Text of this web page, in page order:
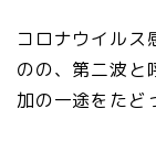
コロナウイルス
のの、第二波と
加の一途をたど